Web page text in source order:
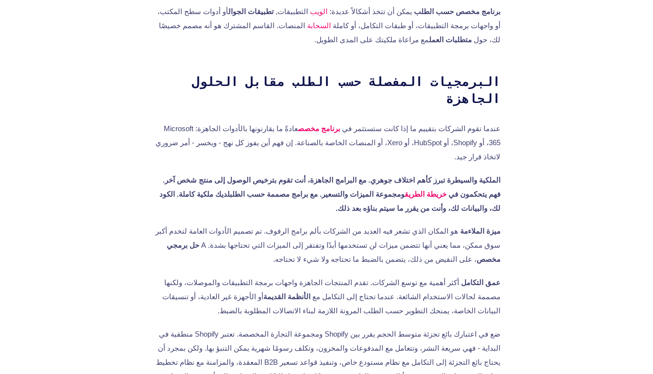
برنامج مخصص حسب الطلب يمكن أن تتخذ أشكالاً عديدة: الويب التطبيقات,تطبيقات الجوالأو أدوات سطح المكتب،
أو واجهات برمجة التطبيقات، أو طبقات التكامل، أو كاملة السحابة المنصات. القاسم المشترك هو أنه مصمم خصيصًا
لك، حول متطلبات العملمع مراعاة ملكيتك على المدى الطويل.
البرمجيات المفصلة حسب الطلب مقابل الحلول
الجاهزة
عندما تقوم الشركات بتقييم ما إذا كانت ستستثمر في برنامج مخصص
عادةً ما يقارنونها بالأدوات الجاهزة: Microsoft
365، أو Shopify، أو HubSpot، أو Xero، أو المنصات الخاصة بالصناعة. إن فهم أين يفوز كل نهج - ويخسر - أمر ضروري
لاتخاذ قرار جيد.
الملكية والسيطرة تبرز كأهم اختلاف جوهري. مع البرامج الجاهزة، أنت تقوم بترخيص الوصول إلى منتج شخص آخر.
فهم يتحكمون في خريطة الطريقومجموعة الميزات والتسعير. مع برامج مصممة حسب الطلبلديك ملكية كاملة. الكود
لك، والبيانات لك، وأنت من يقرر ما سيتم بناؤه بعد ذلك.
ميزة الملاءمة هو المكان الذي تشعر فيه العديد من الشركات بألم برامج الرفوف. تم تصميم الأدوات العامة لتخدم أكبر
سوق ممكن، مما يعني أنها تتضمن ميزات لن تستخدمها أبدًا وتفتقر إلى الميزات التي تحتاجها بشدة. A
حل برمجي
مخصص، على النقيض من ذلك، يتضمن بالضبط ما تحتاجه ولا شيء لا تحتاجه.
عمق التكامل أكثر أهمية مع توسع الشركات. تقدم المنتجات الجاهزة واجهات برمجة التطبيقات والموصلات، ولكنها
مصممة لحالات الاستخدام الشائعة. عندما تحتاج إلى التكامل مع الأنظمة القديمةأو الأجهزة غير العادية، أو تنسيقات
البيانات الخاصة، يمنحك التطوير حسب الطلب المرونة اللازمة لبناء الاتصالات المطلوبة بالضبط.
ضع في اعتبارك بائع تجزئة متوسط الحجم يقرر بين Shopify ومجموعة التجارة المخصصة. تعتبر Shopify منطقية في
البداية - فهي سريعة النشر، وتتعامل مع المدفوعات والمخزون، وتكلف رسومًا شهرية يمكن التنبؤ بها. ولكن بمجرد أن
يحتاج بائع التجزئة إلى التكامل مع نظام مستودع خاص، وتنفيذ قواعد تسعير B2B المعقدة، والمزامنة مع نظام تخطيط